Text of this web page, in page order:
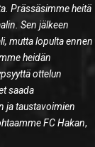
Prässäsimme heitä
Sen jälkeen
mutta lopulta ennen
heidän
ottelun
saada
ja taustavoimien
FC Hakan,